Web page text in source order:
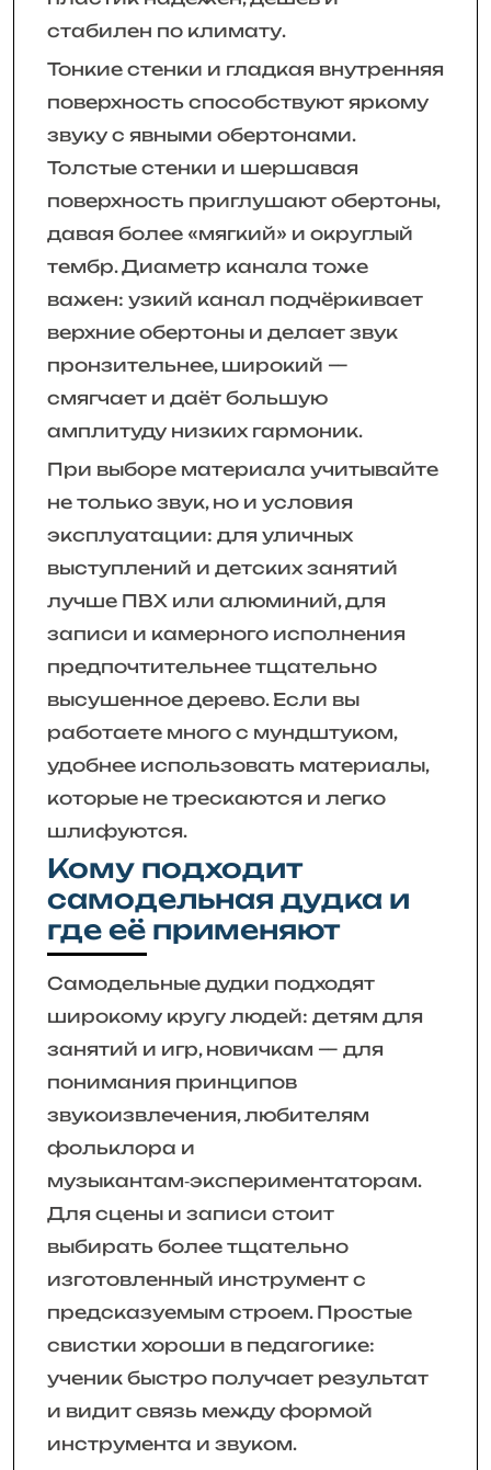
стабилен по климату.
Тонкие стенки и гладкая внутренняя
поверхность способствуют яркому
звуку с явными обертонами.
Толстые стенки и шершавая
поверхность приглушают обертоны,
давая более «мягкий» и округлый
тембр. Диаметр канала тоже
важен: узкий канал подчёркивает
верхние обертоны и делает звук
пронзительнее, широкий —
смягчает и даёт большую
амплитуду низких гармоник.
При выборе материала учитывайте
не только звук, но и условия
эксплуатации: для уличных
выступлений и детских занятий
лучше ПВХ или алюминий, для
записи и камерного исполнения
предпочтительнее тщательно
высушенное дерево. Если вы
работаете много с мундштуком,
удобнее использовать материалы,
которые не трескаются и легко
шлифуются.
Кому подходит
самодельная дудка и
где её применяют
Самодельные дудки подходят
широкому кругу людей: детям для
занятий и игр, новичкам — для
понимания принципов
звукоизвлечения, любителям
фольклора и
музыкантам‑экспериментаторам.
Для сцены и записи стоит
выбирать более тщательно
изготовленный инструмент с
предсказуемым строем. Простые
свистки хороши в педагогике:
ученик быстро получает результат
и видит связь между формой
инструмента и звуком.